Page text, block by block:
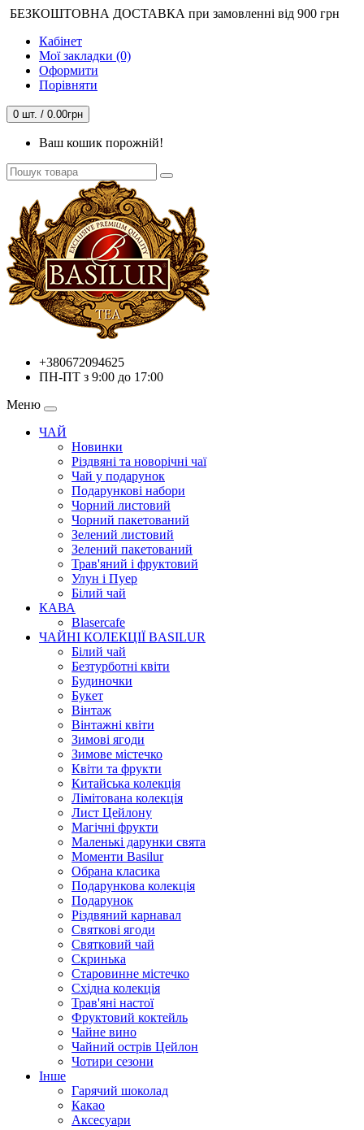
БЕЗКОШТОВНА ДОСТАВКА при замовленні від 900 грн
Кабінет
Мої закладки (0)
Оформити
Порівняти
0 шт. / 0.00грн
Ваш кошик порожній!
+380672094625
ПН-ПТ з 9:00 до 17:00
Меню
ЧАЙ
Новинки
Різдвяні та новорічні чаї
Чай у подарунок
Подарункові набори
Чорний листовий
Чорний пакетований
Зелений листовий
Зелений пакетований
Трав'яний і фруктовий
Улун і Пуер
Білий чай
КАВА
Blasercafe
ЧАЙНІ КОЛЕКЦІЇ BASILUR
Білий чай
Безтурботні квіти
Будиночки
Букет
Вінтаж
Вінтажні квіти
Зимові ягоди
Зимове містечко
Квіти та фрукти
Китайська колекція
Лімітована колекція
Лист Цейлону
Магічні фрукти
Маленькі дарунки свята
Моменти Basilur
Обрана класика
Подарункова колекція
Подарунок
Різдвяний карнавал
Святкові ягоди
Святковий чай
Скринька
Старовинне містечко
Східна колекція
Трав'яні настої
Фруктовий коктейль
Чайне вино
Чайний острів Цейлон
Чотири сезони
Інше
Гарячий шоколад
Какао
Аксесуари